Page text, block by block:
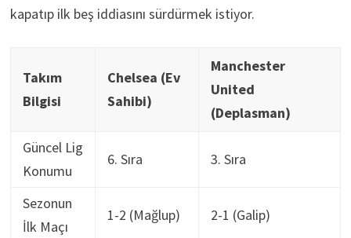
kapatıp ilk beş iddiasını sürdürmek istiyor.
Takım
Bilgisi
Chelsea (Ev
Sahibi)
Manchester
United
(Deplasman)
Güncel Lig
Konumu
6. Sıra 3. Sıra
Sezonun
İlk Maçı
1-2 (Mağlup) 2-1 (Galip)